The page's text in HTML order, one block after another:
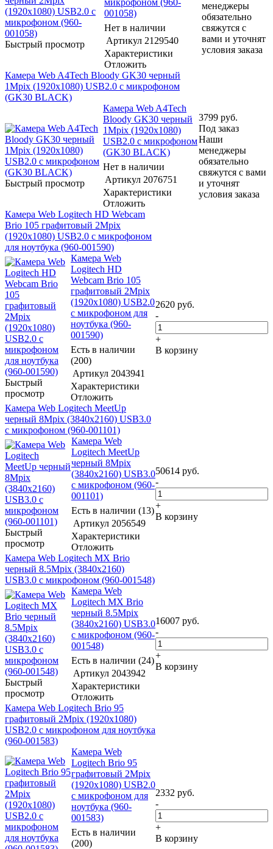
Быстрый просмотр
001058)
Нет в наличии
Артикул 2129540
Характеристики
Отложить
менеджеры
обязательно
свяжутся с
вами и уточнят
условия заказа
Камера Web A4Tech Bloody GK30 черный
1Mpix (1920x1080) USB2.0 с микрофоном
(GK30 BLACK)
Быстрый просмотр
Камера Web A4Tech
Bloody GK30 черный
1Mpix (1920x1080)
USB2.0 с микрофоном
(GK30 BLACK)
Нет в наличии
Артикул 2076751
Характеристики
Отложить
3799 руб.
Под заказ
Наши
менеджеры
обязательно
свяжутся с вами
и уточнят
условия заказа
Камера Web Logitech HD Webcam
Brio 105 графитовый 2Mpix
(1920x1080) USB2.0 с микрофоном
для ноутбука (960-001590)
Быстрый
просмотр
Камера Web
Logitech HD
Webcam Brio 105
графитовый 2Mpix
(1920x1080) USB2.0
с микрофоном для
ноутбука (960-
001590)
Есть в наличии
(200)
Артикул 2043941
Характеристики
Отложить
2620 руб.
-
+
В корзину
Камера Web Logitech MeetUp
черный 8Mpix (3840x2160) USB3.0
с микрофоном (960-001101)
Быстрый
просмотр
Камера Web
Logitech MeetUp
черный 8Mpix
(3840x2160) USB3.0
с микрофоном (960-
001101)
Есть в наличии (13)
Артикул 2056549
Характеристики
Отложить
50614 руб.
-
+
В корзину
Камера Web Logitech MX Brio
черный 8.5Mpix (3840x2160)
USB3.0 с микрофоном (960-001548)
Быстрый
просмотр
Камера Web
Logitech MX Brio
черный 8.5Mpix
(3840x2160) USB3.0
с микрофоном (960-
001548)
Есть в наличии (24)
Артикул 2043942
Характеристики
Отложить
16007 руб.
-
+
В корзину
Камера Web Logitech Brio 95
графитовый 2Mpix (1920x1080)
USB2.0 с микрофоном для ноутбука
(960-001583)
Камера Web
Logitech Brio 95
графитовый 2Mpix
(1920x1080) USB2.0
с микрофоном для
ноутбука (960-
001583)
Есть в наличии
(200)
2332 руб.
-
+
В корзину